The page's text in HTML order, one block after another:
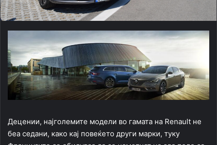
Децении, најголемите модели во гамата на Renault не
беа седани, како кај повеќето други марки, туку